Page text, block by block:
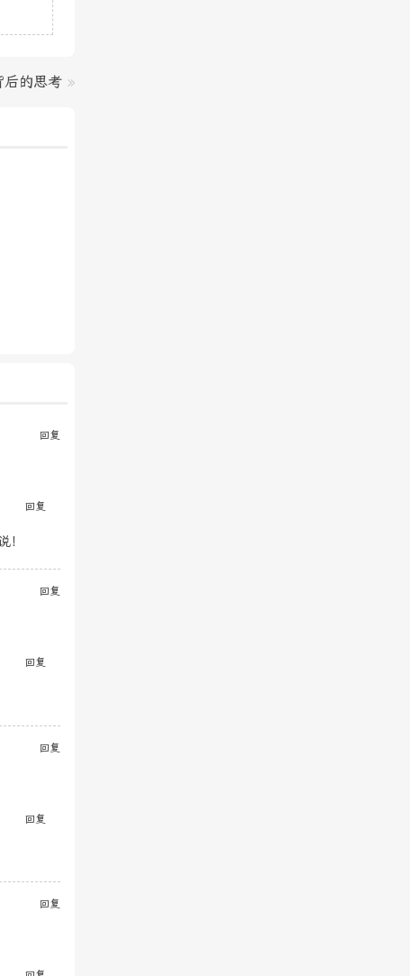
的思考 »
回复
回复
！
回复
回复
回复
回复
回复